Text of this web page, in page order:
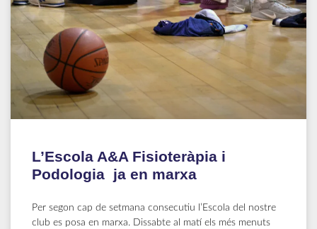
L’Escola A&A Fisioteràpia i
Podologia ja en marxa
Per segon cap de setmana consecutiu l’Escola del nostre
club es posa en marxa. Dissabte al matí els més menuts